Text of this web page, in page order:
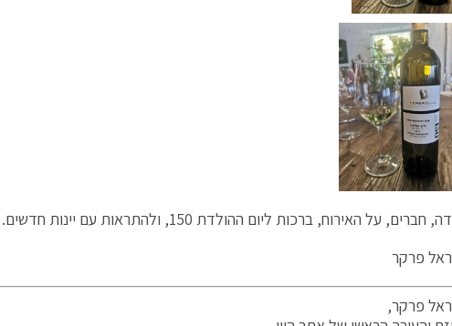
חברים, על האירוח, ברכות ליום ההולדת 150, ולהתראות עם יינות חדשים. לחיים !!!
פרקר
פרקר,